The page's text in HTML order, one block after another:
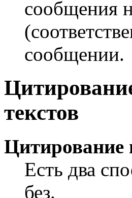
сообщения
сообщении.
текстов
Цитирование
Есть два
без.